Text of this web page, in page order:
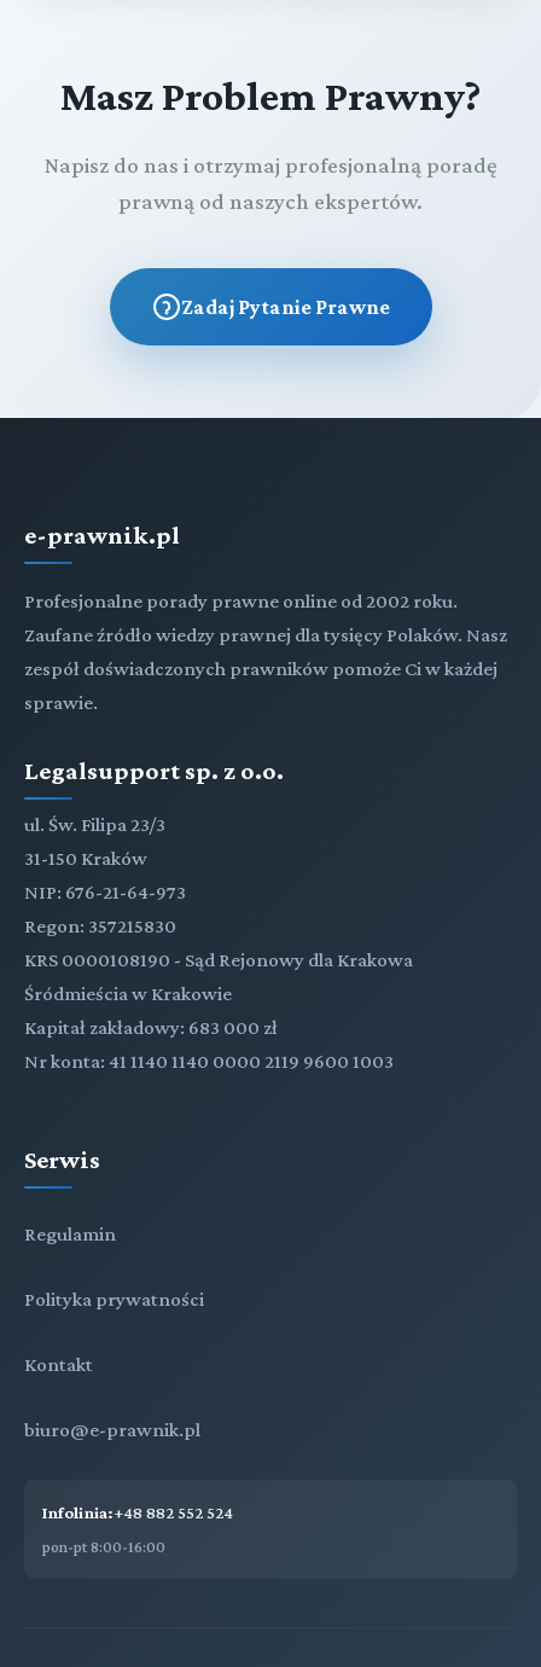
Masz Problem Prawny?
Napisz do nas i otrzymaj profesjonalną poradę
prawną od naszych ekspertów.
Zadaj Pytanie Prawne
e-prawnik.pl
Profesjonalne porady prawne online od 2002 roku.
Zaufane źródło wiedzy prawnej dla tysięcy Polaków. Nasz
zespół doświadczonych prawników pomoże Ci w każdej
sprawie.
Legalsupport sp. z o.o.
ul. Św. Filipa 23/3
31-150 Kraków
NIP: 676-21-64-973
Regon: 357215830
KRS 0000108190 - Sąd Rejonowy dla Krakowa
Śródmieścia w Krakowie
Kapitał zakładowy: 683 000 zł
Nr konta: 41 1140 1140 0000 2119 9600 1003
Serwis
Regulamin
Polityka prywatności
Kontakt
biuro@e-prawnik.pl
Infolinia:+48 882 552 524
pon-pt 8:00-16:00